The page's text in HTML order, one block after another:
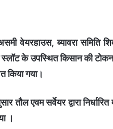
वेयरहाउस, ब्यावरा समिति
स्लॉट के उपस्थित किसान की
किया गया।
एवम सर्वेयर द्वारा निर्धारित
।